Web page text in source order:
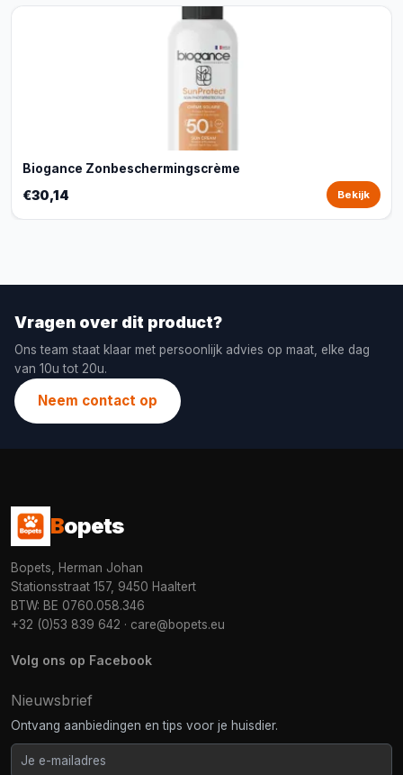
Biogance Zonbeschermingscrème
€30,14 Bekijk
Vragen over dit product?
Ons team staat klaar met persoonlijk advies op maat, elke dag
van 10u tot 20u.
Neem contact op
Bopets
Bopets, Herman Johan
Stationsstraat 157, 9450 Haaltert
BTW: BE 0760.058.346
+32 (0)53 839 642 · care@bopets.eu
Volg ons op Facebook
Nieuwsbrief
Ontvang aanbiedingen en tips voor je huisdier.